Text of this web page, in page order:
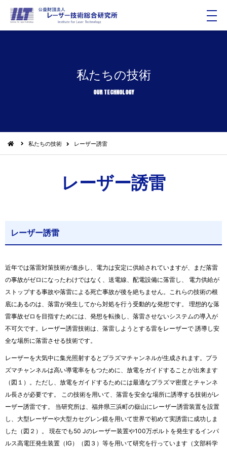
メ
ニ
ュ
私たちの技術
OUR TECHNOLOGY
私たちの技術 レーザー誘雷
レーザー誘雷
レーザー誘雷
近年では落雷対策技術が進歩し、電力は安定に供給されていますが、まだ落雷
の事故がゼロになったわけではなく、送電線、配電設備に落雷し、 電力供給が
ストップする事故や落雷による死亡事故が後を絶ちません。これらの技術の根
底にあるのは、落雷が発生してから対処を行う受動的な発想です。 理想的な落
雷事故ゼロを目指すためには、発想を転換し、落雷させないシステムの導入が
不可欠です。レーザー誘雷技術は、落雷しようとする雷をレーザーで 誘導し安
全な場所に落雷させる技術です。
レーザーを大気中に集光照射するとプラズマチャンネルが生成されます。プラ
ズマチャンネルは高い導電率をもつために、放電をガイドすることが出来ます
（図１）。ただし、放電をガイドするためには最適なプラズマ密度とチャンネ
ル長さが必要です。 この技術を用いて、落雷を安全な場所に誘導する技術がレ
ーザー誘雷です。 当研究所は、福井県三浜町の嶽山にレーザー誘雷装置を設置
し、大型レーザーや大型カセグレン鏡を用いて世界で初めて実誘雷に成功しま
した（図２）。 現在でも50 Jのレーザー装置や100万ボルトを発生するインパ
ルス高電圧発生装置（IG）（図３）等を用いて研究を行っています（文部科学